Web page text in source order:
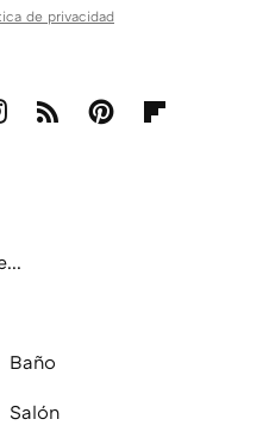
de privacidad
Baño
Salón